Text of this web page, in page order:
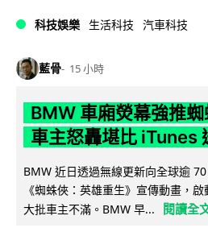
科技娛樂 生活科技 汽車科技
藍骨 15 小時
BMW 車廂熒幕強推
車主怒轟堪比 iTunes
BMW 近日透過無線更新向全球逾
《蜘蛛俠：英雄重生》宣傳動畫，
大批車主不滿。BMW 早...
閱讀全